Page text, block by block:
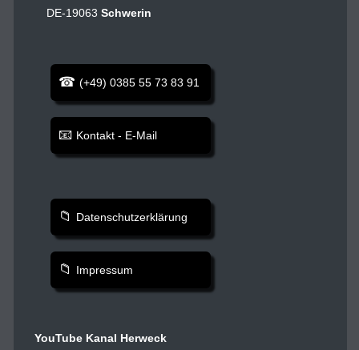
DE-19063 Schwerin
(+49) 0385 55 73 83 91
Kontakt - E-Mail
Datenschutzerklärung
Impressum
YouTube Kanal Herweck